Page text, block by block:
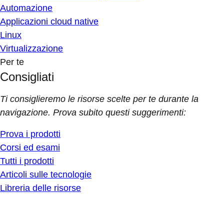
Automazione
Applicazioni cloud native
Linux
Virtualizzazione
Per te
Consigliati
Ti consiglieremo le risorse scelte per te durante la
navigazione. Prova subito questi suggerimenti:
Prova i prodotti
Corsi ed esami
Tutti i prodotti
Articoli sulle tecnologie
Libreria delle risorse